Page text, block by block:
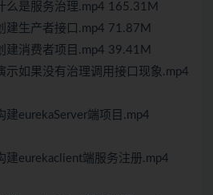
么是服务治理.mp4 165.31M
建生产者接口.mp4 71.87M
建消费者项目.mp4 39.41M
示如果没有治理调用接口现象.mp4
eurekaServer端项目.mp4
eurekaclient端服务注册.mp4